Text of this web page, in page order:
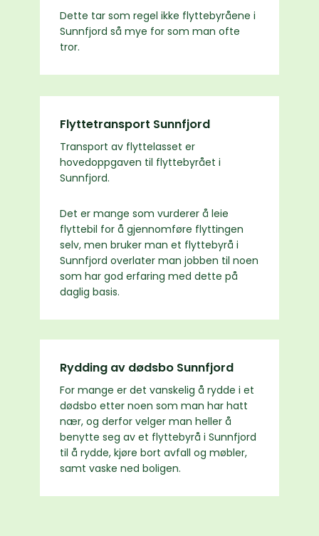
Dette tar som regel ikke flyttebyråene i
Sunnfjord så mye for som man ofte
tror.
Flyttetransport Sunnfjord
Transport av flyttelasset er
hovedoppgaven til flyttebyrået i
Sunnfjord.
Det er mange som vurderer å leie
flyttebil for å gjennomføre flyttingen
selv, men bruker man et flyttebyrå i
Sunnfjord overlater man jobben til noen
som har god erfaring med dette på
daglig basis.
Rydding av dødsbo Sunnfjord
For mange er det vanskelig å rydde i et
dødsbo etter noen som man har hatt
nær, og derfor velger man heller å
benytte seg av et flyttebyrå i Sunnfjord
til å rydde, kjøre bort avfall og møbler,
samt vaske ned boligen.